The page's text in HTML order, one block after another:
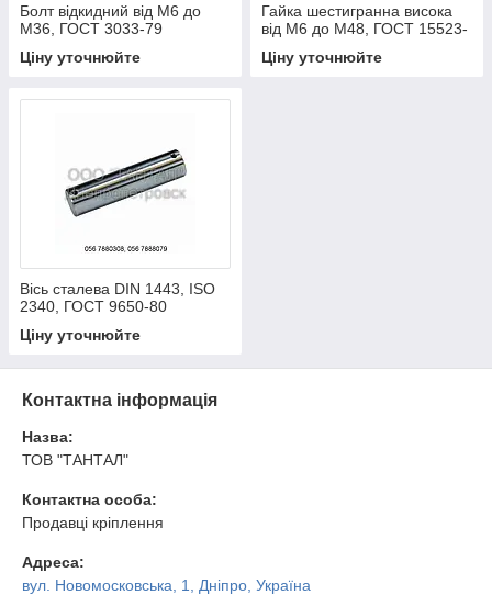
Болт відкидний від М6 до
М36, ГОСТ 3033-79
Ціну уточнюйте
Гайка шестигранна висока
від М6 до М48, ГОСТ 15523-
Ціну уточнюйте
Вісь сталева DIN 1443, ISO
2340, ГОСТ 9650-80
Ціну уточнюйте
Контактна інформація
Назва:
ТОВ "ТАНТАЛ"
Контактна особа:
Продавці кріплення
Адреса:
вул. Новомосковська, 1, Дніпро, Україна